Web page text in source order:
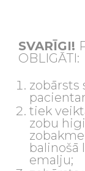
SVARĪGI!
OBLIGĀTI:
zobārsts
tiek
zobu
balinošā
emalju;